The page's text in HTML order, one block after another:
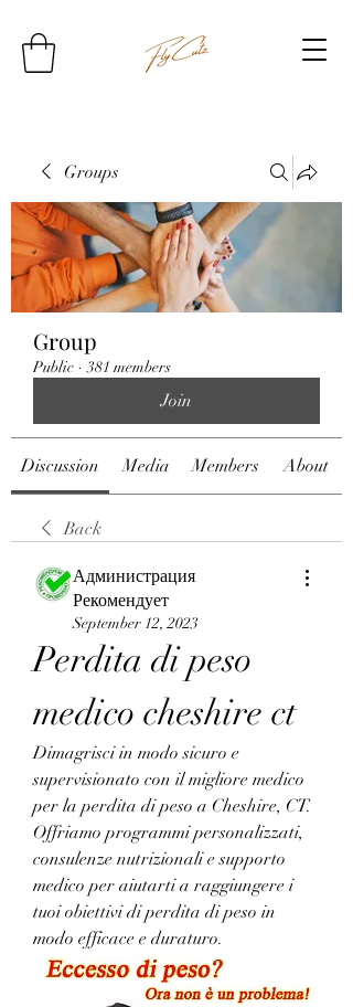
Groups
Group
Public · 381 members
Join
Discussion Media Members About
Back
Администрация
Рекомендует
September 12, 2023
Perdita di peso
medico cheshire ct
Dimagrisci in modo sicuro e
supervisionato con il migliore medico
per la perdita di peso a Cheshire, CT.
Offriamo programmi personalizzati,
consulenze nutrizionali e supporto
medico per aiutarti a raggiungere i
tuoi obiettivi di perdita di peso in
modo efficace e duraturo.